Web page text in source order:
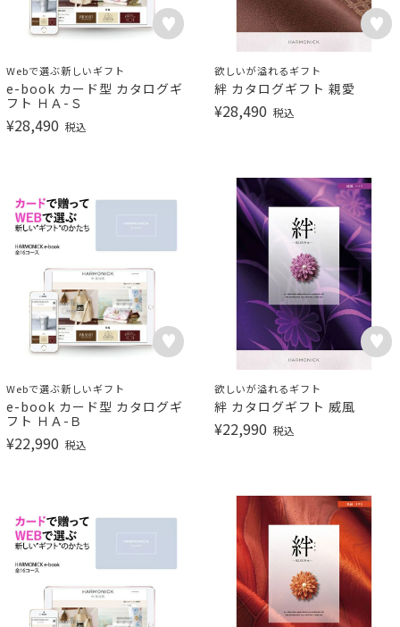
Webで選ぶ新しいギフト
e-book カード型 カタログギ
フト ＨＡ-Ｓ
¥28,490 税込
欲しいが溢れるギフト
絆 カタログギフト 親愛
¥28,490 税込
Webで選ぶ新しいギフト
e-book カード型 カタログギ
フト ＨＡ-Ｂ
¥22,990 税込
欲しいが溢れるギフト
絆 カタログギフト 威風
¥22,990 税込